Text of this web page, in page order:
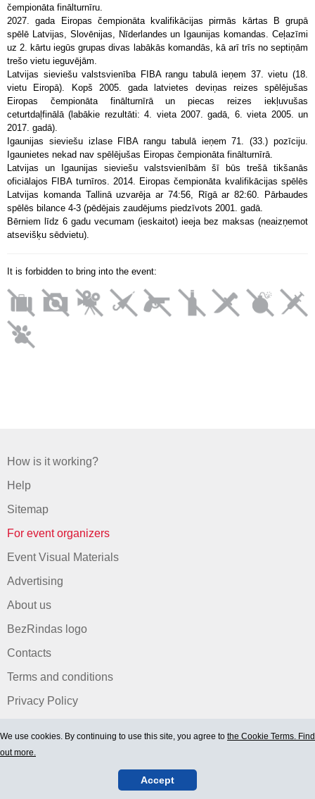
čempionāta finālturnīru.
2027. gada Eiropas čempionāta kvalifikācijas pirmās kārtas B grupā
spēlē Latvijas, Slovēnijas, Nīderlandes un Igaunijas komandas. Ceļazīmi
uz 2. kārtu iegūs grupas divas labākās komandās, kā arī trīs no septiņām
trešo vietu ieguvējām.
Latvijas sieviešu valstsvienība FIBA rangu tabulā ieņem 37. vietu (18.
vietu Eiropā). Kopš 2005. gada latvietes deviņas reizes spēlējušas
Eiropas čempionāta finālturnīrā un piecas reizes iekļuvušas
ceturtdaļfinālā (labākie rezultāti: 4. vieta 2007. gadā, 6. vieta 2005. un
2017. gadā).
Igaunijas sieviešu izlase FIBA rangu tabulā ieņem 71. (33.) pozīciju.
Igaunietes nekad nav spēlējušas Eiropas čempionāta finālturnīrā.
Latvijas un Igaunijas sieviešu valstsvienībām šī būs trešā tikšanās
oficiālajos FIBA turnīros. 2014. Eiropas čempionāta kvalifikācijas spēlēs
Latvijas komanda Tallinā uzvarēja ar 74:56, Rīgā ar 82:60. Pārbaudes
spēlēs bilance 4-3 (pēdējais zaudējums piedzīvots 2001. gadā.
Bērniem līdz 6 gadu vecumam (ieskaitot) ieeja bez maksas (neaizņemot
atsevišķu sēdvietu).
It is forbidden to bring into the event:
How is it working?
Help
Sitemap
For event organizers
Event Visual Materials
Advertising
About us
BezRindas logo
Contacts
Terms and conditions
Privacy Policy
We use cookies. By continuing to use this site, you agree to the Cookie Terms. Find
out more.
Accept